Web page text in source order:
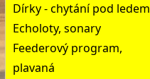
Dírky - chytání pod ledem
Echoloty, sonary
Feederový program,
plavaná